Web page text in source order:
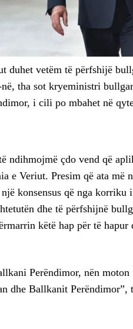
duhet vetëm të përfshijë
tha sot kryeministri
i cili po mbahet në
ndihmojmë çdo vend që
e Veriut. Presim që ata më
konsensus që nga
dhe të përfshijnë
këtë hap për të hapur
Perëndimor, nën
dhe Ballkanit Perëndimor”,